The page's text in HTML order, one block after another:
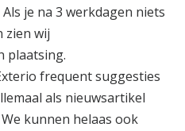
Als je na 3 werkdagen niets
zien wij
plaatsing.
frequent suggesties
als nieuwsartikel
kunnen helaas ook